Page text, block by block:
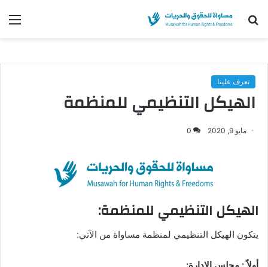
بحث
تعرف علينا
الهيكل التنظيمي للمنظمة
مايو 9, 2020 0
الهيكل التنظيمي للمنظمة:
يتكون الهيكل التنظيمي لمنظمة مساواة من الآتي: